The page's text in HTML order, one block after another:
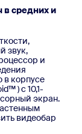
в средних и
звук,
и
в корпусе
) с 10,1-
экран.
видеобар